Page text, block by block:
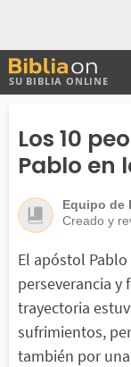
SU BIBLIA ONLINE
Buscar
en
Los 10
Pablo en
Equipo de
Creado y
El apóstol
perseverancia y
trayectoria
sufrimientos,
también por